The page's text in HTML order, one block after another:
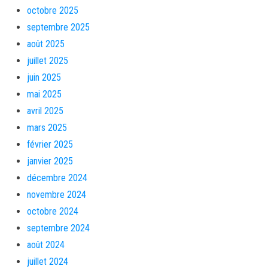
octobre 2025
septembre 2025
août 2025
juillet 2025
juin 2025
mai 2025
avril 2025
mars 2025
février 2025
janvier 2025
décembre 2024
novembre 2024
octobre 2024
septembre 2024
août 2024
juillet 2024